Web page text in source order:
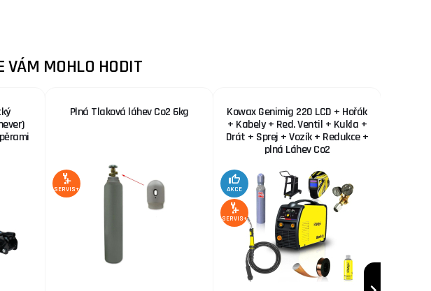
VÁM MOHLO HODIT
Plná Tlaková láhev Co2 6kg
SERVIS+
Kowax Genimig 220 LCD + Hořák
+ Kabely + Red. Ventil + Kukla +
Drát + Sprej + Vozík + Redukce +
plná Láhev Co2
AKCE
SERVIS+